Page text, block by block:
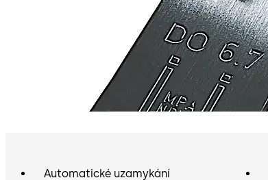
Automatické uzamykání